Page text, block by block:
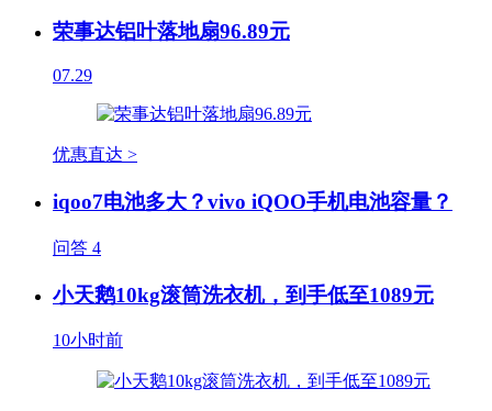
荣事达铝叶落地扇96.89元
07.29
优惠直达 >
iqoo7电池多大？vivo iQOO手机电池容量？
问答 4
小天鹅10kg滚筒洗衣机，到手低至1089元
10小时前